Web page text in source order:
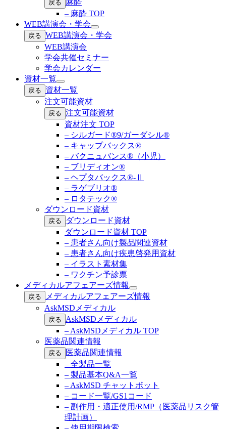
戻る
麻酔
– 麻酔 TOP
WEB講演会・学会
Open
submenu
戻る WEB講演会・学会
WEB講演会
学会共催セミナー
学会カレンダー
資材一覧
Open
submenu
戻る
資材一覧
注文可能資材
戻る 注文可能資材
資材注文 TOP
– シルガード®9/ガーダシル®
– キャップバックス®
– バクニュバンス®（小児）
– ブリディオン®
– ヘプタバックス®-Ⅱ
– ラゲブリオ®
– ロタテック®
ダウンロード資材
戻る
ダウンロード資材
ダウンロード資材 TOP
– 患者さん向け製品関連資材
– 患者さん向け疾患啓発用資材
– イラスト素材集
– ワクチン予診票
メディカルアフェアーズ情報
Open
submenu
戻る
メディカルアフェアーズ情報
AskMSDメディカル
戻る
AskMSDメディカル
– AskMSDメディカル TOP
医薬品関連情報
戻る
医薬品関連情報
– 全製品一覧
– 製品基本Q&A一覧
– AskMSD チャットボット
– コード一覧/GS1コード
– 副作用・適正使用/RMP（医薬品リスク管
理計画）